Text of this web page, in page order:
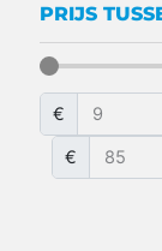
PRIJS
€
€